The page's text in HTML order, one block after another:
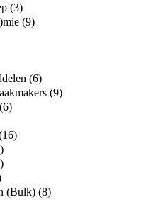
(3)
(9)
(6)
(9)
(6)
(Bulk) (8)